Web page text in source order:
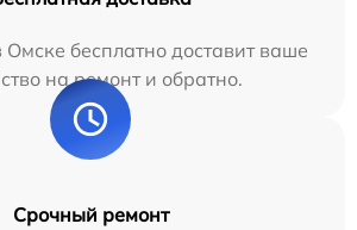
бесплатно доставит ваше
на ремонт и обратно.
Срочный ремонт